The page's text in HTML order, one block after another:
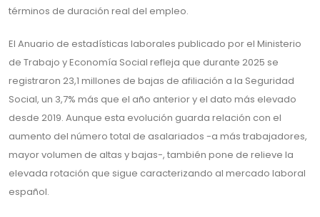
términos de duración real del empleo.
El Anuario de estadísticas laborales publicado por el Ministerio
de Trabajo y Economía Social refleja que durante 2025 se
registraron 23,1 millones de bajas de afiliación a la Seguridad
Social, un 3,7% más que el año anterior y el dato más elevado
desde 2019. Aunque esta evolución guarda relación con el
aumento del número total de asalariados -a más trabajadores,
mayor volumen de altas y bajas-, también pone de relieve la
elevada rotación que sigue caracterizando al mercado laboral
español.